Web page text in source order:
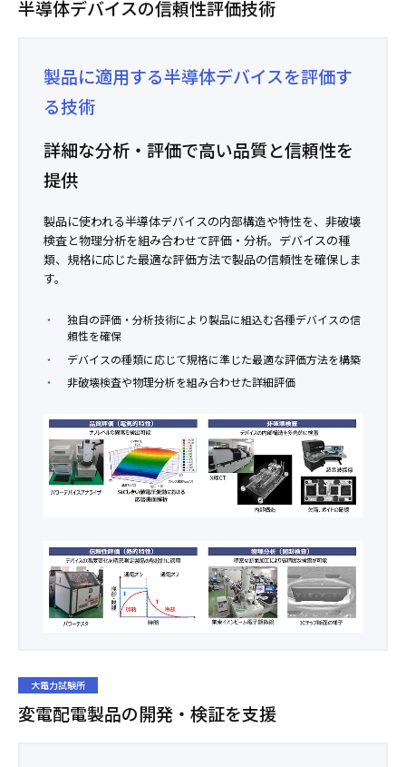
半導体デバイスの信頼性評価技術
製品に適用する半導体デバイスを評価す
る技術
詳細な分析・評価で高い品質と信頼性を
提供
製品に使われる半導体デバイスの内部構造や特性を、非破壊
検査と物理分析を組み合わせて評価・分析。デバイスの種
類、規格に応じた最適な評価方法で製品の信頼性を確保しま
す。
独自の評価・分析技術により製品に組込む各種デバイスの信
頼性を確保
デバイスの種類に応じて規格に準じた最適な評価方法を構築
非破壊検査や物理分析を組み合わせた詳細評価
大電力試験所
変電配電製品の開発・検証を支援